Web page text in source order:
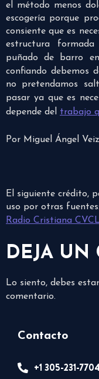
el método menos
escogería porque
consiente que es
estructura
puñado de barro
confiando debemos
no pretendamos
pasar ya que es
depende del trabajo
Por Miguel Ángel
El siguiente crédito,
uso por otras
Radio Cristiana
DEJA UN
Lo siento, debes estar
comentario.
Contacto
+1 305-231-